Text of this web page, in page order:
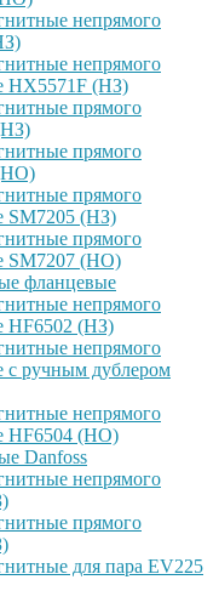
непрямого
непрямого
HX5571F (НЗ)
прямого
прямого
прямого
SM7205 (НЗ)
прямого
SM7207 (НО)
фланцевые
непрямого
HF6502 (НЗ)
непрямого
с ручным дублером
непрямого
HF6504 (НО)
Danfoss
непрямого
прямого
для пара EV225